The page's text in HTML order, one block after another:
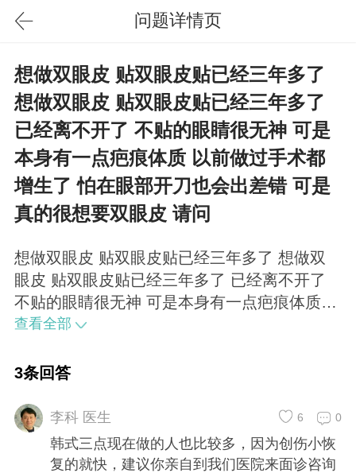
问题详情页
想做双眼皮 贴双眼皮贴已经三年多了
想做双眼皮 贴双眼皮贴已经三年多了
已经离不开了 不贴的眼睛很无神 可是
本身有一点疤痕体质 以前做过手术都
增生了 怕在眼部开刀也会出差错 可是
真的很想要双眼皮 请问
想做双眼皮 贴双眼皮贴已经三年多了 想做双
眼皮 贴双眼皮贴已经三年多了 已经离不开了
不贴的眼睛很无神 可是本身有一点疤痕体质
以前做过手术都增生了 怕在眼部开刀也会出差
有什么办法吗？
查看全部
3条回答
李科 医生 0
6
韩式三点现在做的人也比较多，因为创伤小恢
复的就快，建议你亲自到我们医院来面诊咨询